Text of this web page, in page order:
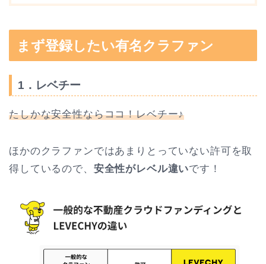
まず登録したい有名クラファン
1．レベチー
たしかな安全性ならココ！レベチー♪
ほかのクラファンではあまりとっていない許可を取
得しているので、 安全性がレベル違いです！